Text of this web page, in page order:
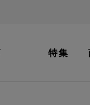
特集